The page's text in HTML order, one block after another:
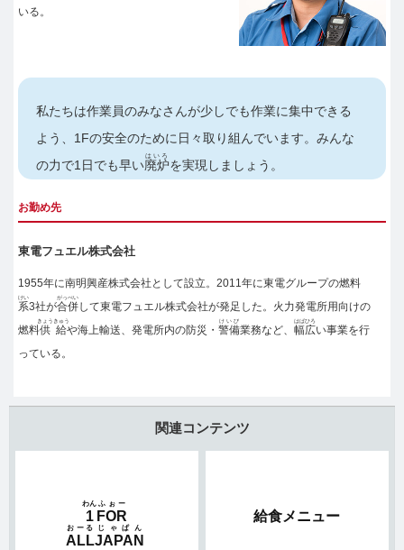
いる。
私たちは作業員のみなさんが少しでも作業に集中できる
よう、1Fの安全のために日々取り組んでいます。みんな
の力で1日でも早い廃炉
はいろ
を実現しましょう。
お勤め先
東電フュエル株式会社
1955年に南明興産株式会社として設立。2011年に東電グループの燃料
系
けい
3社が合併
がっぺい
して東電フュエル株式会社が発足した。火力発電所用向けの
燃料供給
きょうきゅう
や海上輸送、発電所内の防災・ 警備
けいび
業務など、 幅広
はばひろ
い事業を行
っている。
関連コンテンツ
1
わん
FOR
ふぉー
ALL
おーる
JAPAN
じゃぱん
給食メニュー